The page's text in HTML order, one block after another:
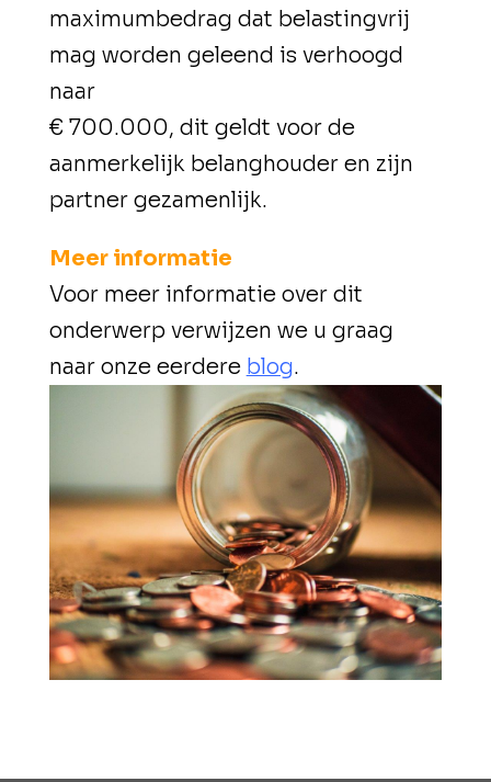
maximumbedrag dat belastingvrij
mag worden geleend is verhoogd
naar
€ 700.000, dit geldt voor de
aanmerkelijk belanghouder en zijn
partner gezamenlijk.
Meer informatie
Voor meer informatie over dit
onderwerp verwijzen we u graag
naar onze eerdere blog.